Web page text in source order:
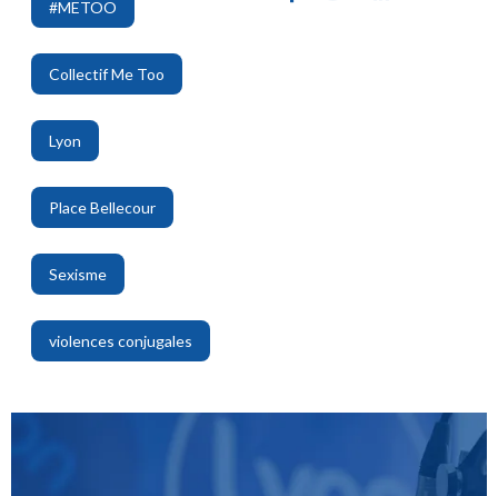
#METOO
,
Collectif Me Too
,
Lyon
,
Place Bellecour
,
Sexisme
,
violences conjugales